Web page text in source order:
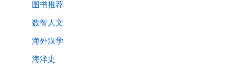
图书推荐
数智人文
海外汉学
海洋史